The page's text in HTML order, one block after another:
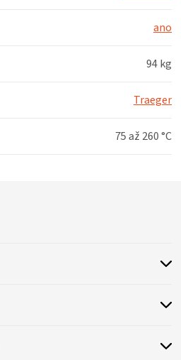
ano
94 kg
Traeger
75 až 260 °C